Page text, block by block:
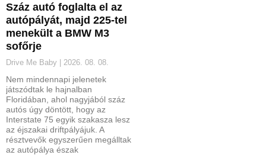
Száz autó foglalta el az
autópályát, majd 225-tel
menekült a BMW M3
sofőrje
Drive Me Baby 2026. 08. 08.
Nem mindennapi jelenetek
játszódtak le hajnalban
Floridában, ahol nagyjából száz
autós úgy döntött, hogy az
Interstate 75 egyik szakasza lesz
az éjszakai driftpályájuk. A
résztvevők egyszerűen megálltak
az autópálya észak